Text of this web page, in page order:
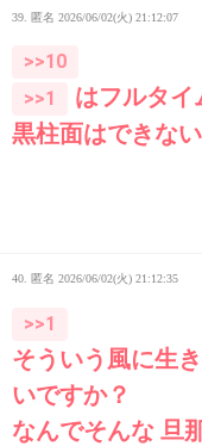
39. 匿名 2026/06/02(火) 21:12:07
>>10
>>1
はフルタ
黒柱面はできな
40. 匿名 2026/06/02(火) 21:12:35
>>1
そういう風に生
いですか？
なんでそんな 旦